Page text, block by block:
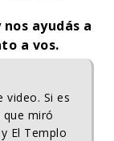
nos ayudás a
a vos.
video. Si es
que miró
El Templo